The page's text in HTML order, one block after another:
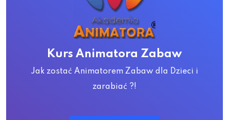
Kurs Animatora Zabaw
Jak zostać Animatorem Zabaw dla Dzieci i
zarabiać ?!